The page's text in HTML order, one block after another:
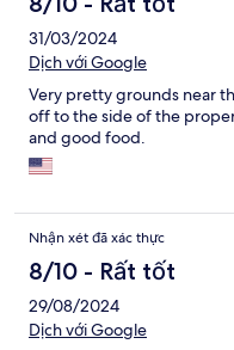
31/03/2024
Dịch với Google
Very pretty grounds near
off to the side of the
and good food.
Nhận xét đã xác thực
8/10 - Rất tốt
29/08/2024
Dịch với Google